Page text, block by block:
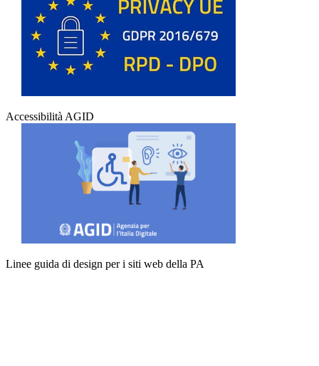
Accessibilità AGID
Linee guida di design per i siti web della PA